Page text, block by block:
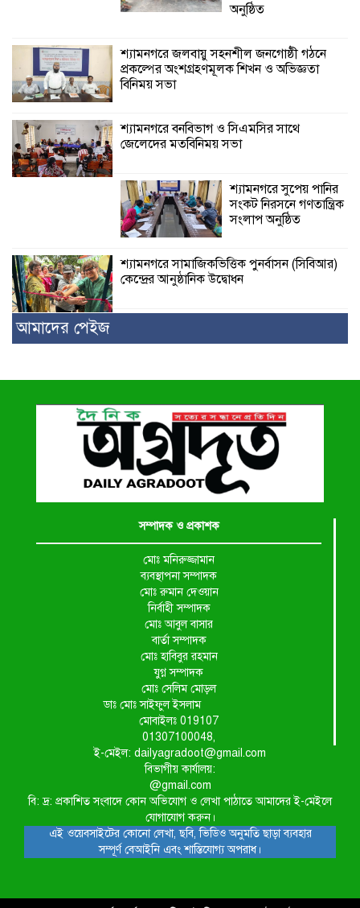
অনুষ্ঠিত
শ্যামনগরে জলবায়ু সহনশীল জনগোষ্ঠী গঠনে
প্রকল্পের অংশগ্রহণমূলক শিখন ও অভিজ্ঞতা
বিনিময় সভা
শ্যামনগরে বনবিভাগ ও সিএমসির সাথে
জেলেদের মতবিনিময় সভা
শ্যামনগরে সুপেয় পানির
সংকট নিরসনে গণতান্ত্রিক
সংলাপ অনুষ্ঠিত
শ্যামনগরে সামাজিকভিত্তিক পুনর্বাসন (সিবিআর)
কেন্দ্রের আনুষ্ঠানিক উদ্বোধন
আমাদের পেইজ
সম্পাদক ও প্রকাশক
মোঃ মনিরুজ্জামান
ব্যবস্থাপনা সম্পাদক
মোঃ রুমান দেওয়ান
নির্বাহী সম্পাদক
মোঃ আবুল বাসার
বার্তা সম্পাদক
মোঃ হাবিবুর রহমান
যুগ্ন সম্পাদক
মোঃ সেলিম মোড়ল
ডাঃ মোঃ সাইফুল ইসলাম
মোবাইলঃ 019107
01307100048,
ই-মেইল: dailyagradoot@gmail.com
বিভাগীয় কার্যালয়:
@gmail.com
বি: দ্র: প্রকাশিত সংবাদে কোন অভিযোগ ও লেখা পাঠাতে আমাদের ই-মেইলে
যোগাযোগ করুন।
এই ওয়েবসাইটের কোনো লেখা, ছবি, ভিডিও অনুমতি ছাড়া ব্যবহার
সম্পূর্ণ বেআইনি এবং শাস্তিযোগ্য অপরাধ।